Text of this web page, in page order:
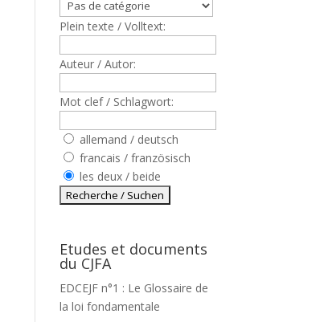
Plein texte / Volltext:
Auteur / Autor:
Mot clef / Schlagwort:
allemand / deutsch
francais / französisch
les deux / beide
Etudes et documents
du CJFA
EDCEJF n°1 : Le Glossaire de
la loi fondamentale